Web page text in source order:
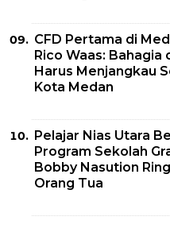
CFD Pertama di
Rico Waas: Bahagia
Harus Menjangkau
Kota Medan
Pelajar Nias Utara
Program Sekolah
Bobby Nasution
Orang Tua